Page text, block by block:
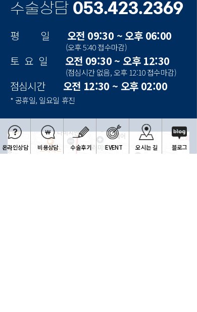
수술상담 053.423.2369
평 일 오전 09:30 ~ 오후 06:00
(오후 5:40 접수마감)
토 요 일 오전 09:30 ~ 오후 12:30
(점심시간 없음, 오후 12:10 접수마감)
점심시간 오전 12:30 ~ 오후 02:00
* 공휴일, 일요일 휴진
온라인상담 비용상담 수술후기 EVENT 오시는 길 블로그